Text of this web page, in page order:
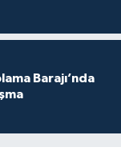
Barajı’nda